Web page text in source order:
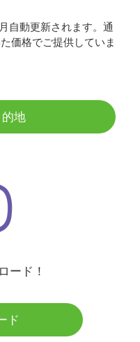
自動更新されます。通
価格でご提供していま
地
ード！
ド